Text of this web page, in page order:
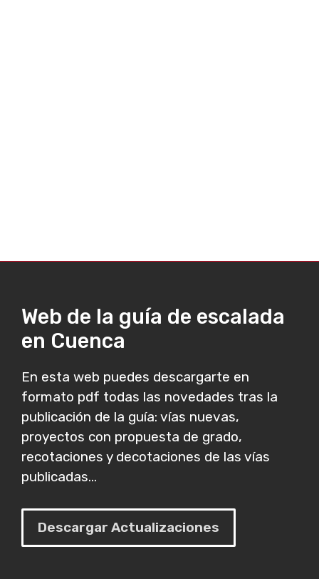
Web de la guía de escalada
en Cuenca
En esta web puedes descargarte en
formato pdf todas las novedades tras la
publicación de la guía: vías nuevas,
proyectos con propuesta de grado,
recotaciones y decotaciones de las vías
publicadas...
Descargar Actualizaciones